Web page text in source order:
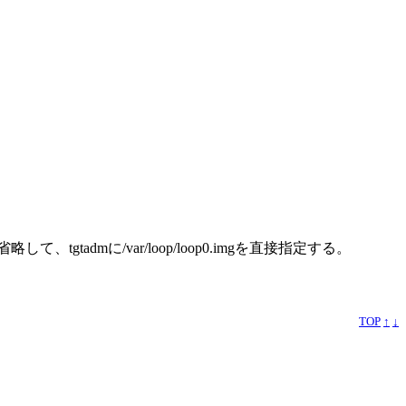
て、tgtadmに/var/loop/loop0.imgを直接指定する。
TOP ↑ ↓